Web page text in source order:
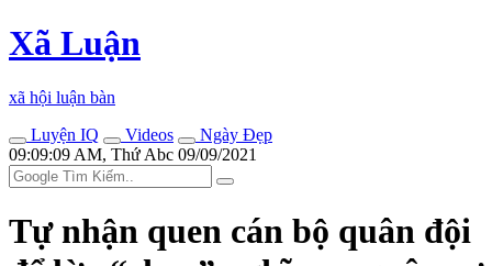
Xã Luận
xã hội luận bàn
Luyện IQ
Videos
Ngày Đẹp
09:09:09 AM, Thứ Abc 09/09/2021
Tự nhận quen cán bộ quân đội